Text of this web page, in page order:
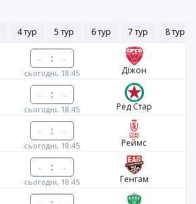
4 тур 5 тур 6 тур 7 тур 8 тур
:
сьогодні, 18:45 Діжон
:
сьогодні, 18:45 Ред Стар
:
сьогодні, 18:45 Реймс
:
сьогодні, 18:45 Генгам